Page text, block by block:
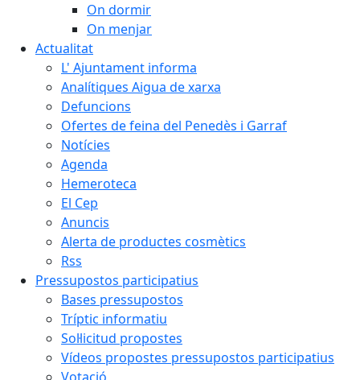
On dormir
On menjar
Actualitat
L' Ajuntament informa
Analítiques Aigua de xarxa
Defuncions
Ofertes de feina del Penedès i Garraf
Notícies
Agenda
Hemeroteca
El Cep
Anuncis
Alerta de productes cosmètics
Rss
Pressupostos participatius
Bases pressupostos
Tríptic informatiu
Sol·licitud propostes
Vídeos propostes pressupostos participatius